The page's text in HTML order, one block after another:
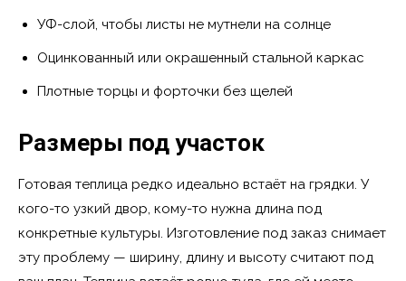
УФ-слой, чтобы листы не мутнели на солнце
Оцинкованный или окрашенный стальной каркас
Плотные торцы и форточки без щелей
Размеры под участок
Готовая теплица редко идеально встаёт на грядки. У
кого-то узкий двор, кому-то нужна длина под
конкретные культуры. Изготовление под заказ снимает
эту проблему — ширину, длину и высоту считают под